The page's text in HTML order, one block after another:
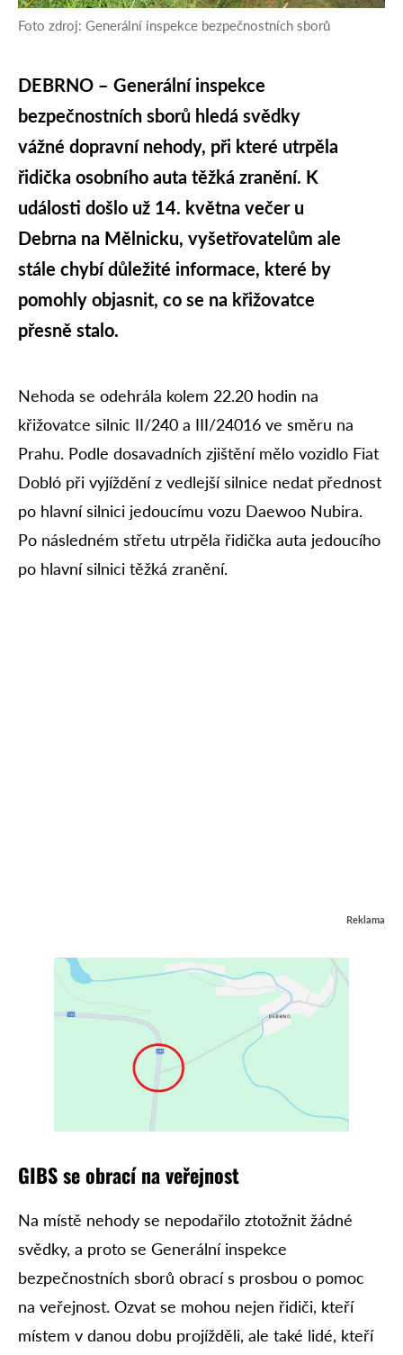
Foto zdroj: Generální inspekce bezpečnostních sborů
DEBRNO – Generální inspekce
bezpečnostních sborů hledá svědky
vážné dopravní nehody, při které utrpěla
řidička osobního auta těžká zranění. K
události došlo už 14. května večer u
Debrna na Mělnicku, vyšetřovatelům ale
stále chybí důležité informace, které by
pomohly objasnit, co se na křižovatce
přesně stalo.
Nehoda se odehrála kolem 22.20 hodin na
křižovatce silnic II/240 a III/24016 ve směru na
Prahu. Podle dosavadních zjištění mělo vozidlo Fiat
Dobló při vyjíždění z vedlejší silnice nedat přednost
po hlavní silnici jedoucímu vozu Daewoo Nubira.
Po následném střetu utrpěla řidička auta jedoucího
po hlavní silnici těžká zranění.
Reklama
GIBS se obrací na veřejnost
Na místě nehody se nepodařilo ztotožnit žádné
svědky, a proto se Generální inspekce
bezpečnostních sborů obrací s prosbou o pomoc
na veřejnost. Ozvat se mohou nejen řidiči, kteří
místem v danou dobu projížděli, ale také lidé, kteří